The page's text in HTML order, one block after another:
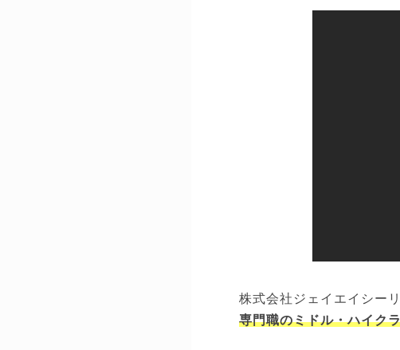
株式会社ジェイエイシー
専門職のミドル・ハイク